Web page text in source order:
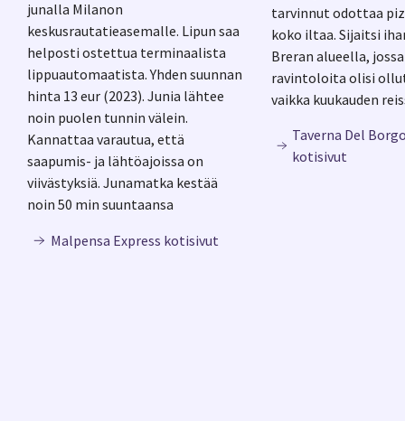
on yksi Italian parhaiten säilyneistä
historiallisista kaupungeista ja sinne matkaa
Milanosta junalla noin 1,5 tunnissa.
junalla Milanon
keskusrautatieasemalle. Lipun saa
helposti ostettua terminaalista
lippuautomaatista. Yhden suunnan
hinta 13 eur (2023). Junia lähtee
noin puolen tunnin välein.
Kannattaa varautua, että
saapumis- ja lähtöajoissa on
viivästyksiä. Junamatka kestää
noin 50 min suuntaansa
Malpensa Express kotisivut
tarvinnut odottaa
koko iltaa. Sijaitsi
Breran alueella,
ravintoloita olisi
vaikka kuukauden
Taverna Del
kotisivut